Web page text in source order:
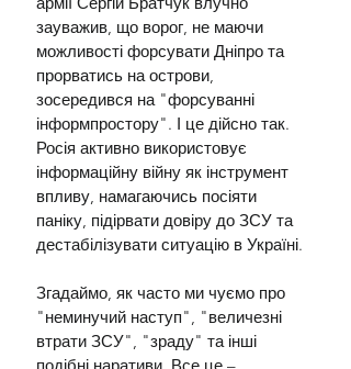
зауважив, що ворог, не маючи
можливості форсувати Дніпро та
прорватись на острови,
зосередився на "форсуванні
інформпростору". І це дійсно так.
Росія активно використовує
інформаційну війну як інструмент
впливу, намагаючись посіяти
паніку, підірвати довіру до ЗСУ та
дестабілізувати ситуацію в Україні.
Згадаймо, як часто ми чуємо про
"неминучий наступ", "величезні
втрати ЗСУ", "зраду" та інші